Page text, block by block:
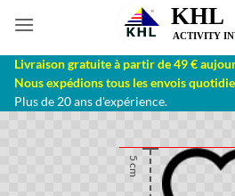
Livraison gratuite à partir de 49 €
Nous expédions tous les envois
Plus de 20 ans d'expérience.
5 cm